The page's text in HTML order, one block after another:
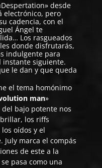
desde
electrónico, pero
cadencia, con el
Ángel te
Los rasgueados
donde disfrutarás,
indulgente para
instante siguiente.
le dan y que queda
el tema homónimo
man»
bajo potente nos
los riffs
oídos y el
July marca el compás
de este a la
pasa como una